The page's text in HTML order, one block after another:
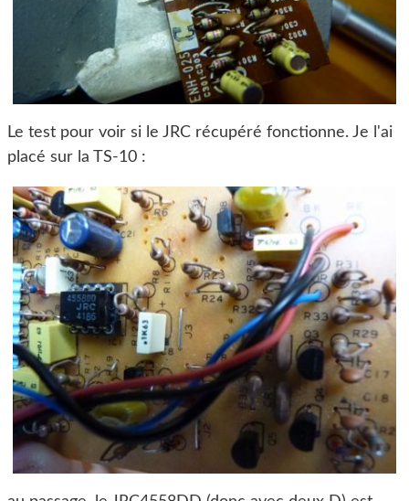
Le test pour voir si le JRC récupéré fonctionne. Je l'ai
placé sur la TS-10 :